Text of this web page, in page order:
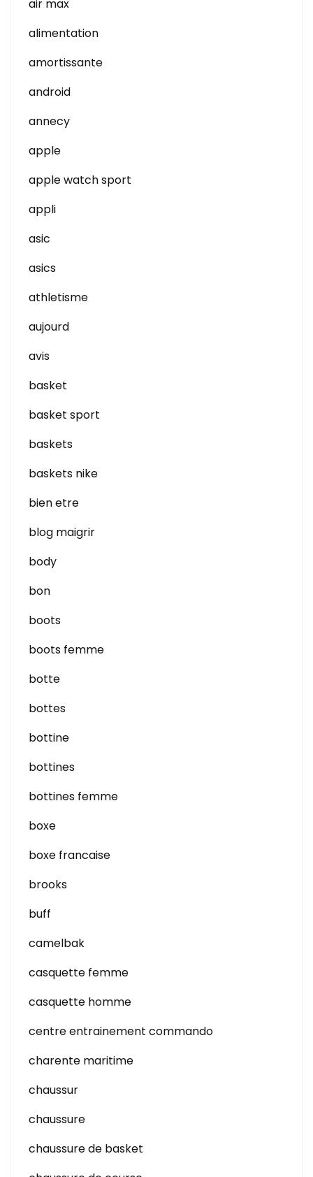
air max
alimentation
amortissante
android
annecy
apple
apple watch sport
appli
asic
asics
athletisme
aujourd
avis
basket
basket sport
baskets
baskets nike
bien etre
blog maigrir
body
bon
boots
boots femme
botte
bottes
bottine
bottines
bottines femme
boxe
boxe francaise
brooks
buff
camelbak
casquette femme
casquette homme
centre entrainement commando
charente maritime
chaussur
chaussure
chaussure de basket